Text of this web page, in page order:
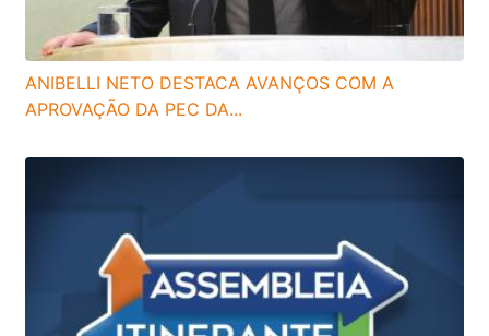
ANIBELLI NETO DESTACA AVANÇOS COM A
APROVAÇÃO DA PEC DA...